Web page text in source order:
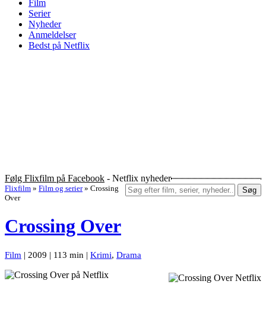
Film
Serier
Nyheder
Anmeldelser
Bedst på Netflix
Følg Flixfilm på Facebook - Netflix nyheder
Søg
Flixfilm » Film og serier » Crossing
Over
Crossing Over
Film | 2009 | 113 min | Krimi, Drama